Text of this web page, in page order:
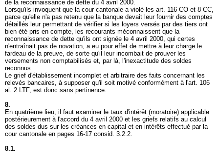
de la reconnaissance de dette du 4 avril 2000.
Lorsqu'ils invoquent que la cour cantonale a violé les art. 116 CO et 8 CC,
parce qu'elle n'a pas retenu que la banque devait leur fournir des comptes
détaillés leur permettant de vérifier si les loyers versés par des tiers ont
bien été pris en compte, les recourants méconnaissent que la
reconnaissance de dette qu'ils ont signée le 4 avril 2000, qui certes
n'entraînait pas de novation, a eu pour effet de mettre à leur charge le
fardeau de la preuve, de sorte qu'il leur incombait de prouver les
versements non comptabilisés et, par là, l'inexactitude des soldes
reconnus.
Le grief d'établissement incomplet et arbitraire des faits concernant les
relevés bancaires, à supposer qu'il soit motivé conformément à l'art. 106
al. 2 LTF, est donc sans pertinence.
8.
En quatrième lieu, il faut examiner le taux d'intérêt (moratoire) applicable
postérieurement à l'accord du 4 avril 2000 et les griefs relatifs au calcul
des soldes dus sur les créances en capital et en intérêts effectué par la
cour cantonale en pages 16-17 consid. 3.2.2.
8.1.